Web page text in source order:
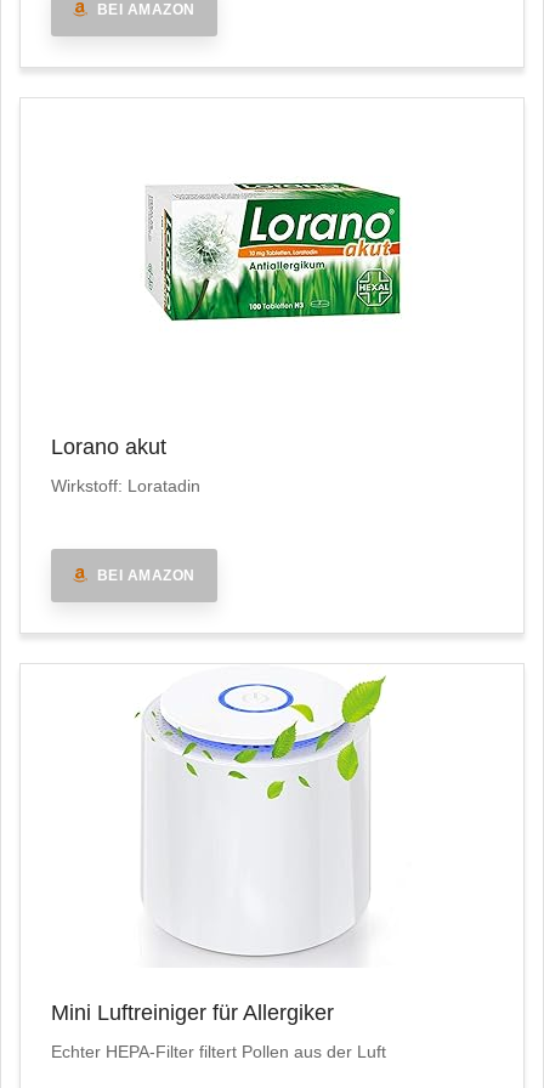
BEI AMAZON
Lorano akut
Wirkstoff: Loratadin
BEI AMAZON
Mini Luftreiniger für Allergiker
Echter HEPA-Filter filtert Pollen aus der Luft